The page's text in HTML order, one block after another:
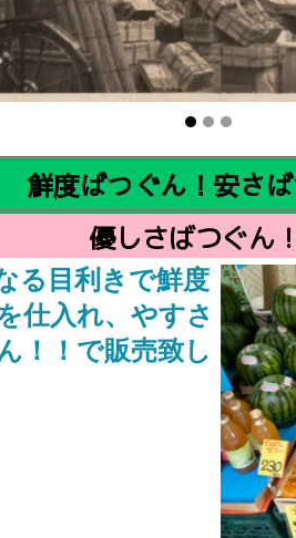
鮮度ばつぐん！安さば
優しさばつぐん
る目利きで鮮度
仕入れ、やすさ
！！で販売致し